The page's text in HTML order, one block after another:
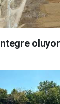
oluyor